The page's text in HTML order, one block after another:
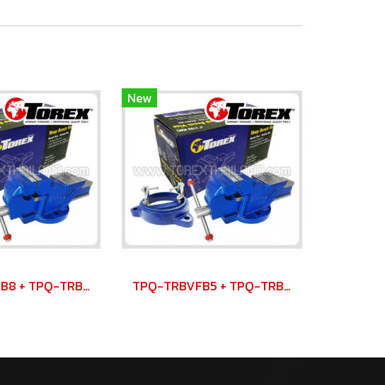
TPQ-TRBVFB8 + TPQ-TRBSWV8 ชุดปากกาจับชิ้นงาน 200 มม. (8") พร้อมฐานหมุน
New
TPQ-TRBVFB5 + TPQ-TRBSWV5 ชุดปากกาจับชิ้นงาน 125 มม. (5") พร้อมฐานหมุน